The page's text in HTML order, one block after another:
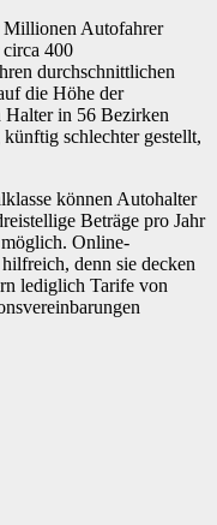
Millionen Autofahrer
400
durchschnittlichen
die Höhe der
in 56 Bezirken
schlechter gestellt,
können Autohalter
Beträge pro Jahr
Online-
denn sie decken
lediglich Tarife von